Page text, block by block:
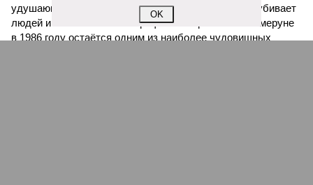
удушающее газовое облако, которое безжалостно убивает
людей и животных. Катастрофа на озере Ньос в Камеруне
в 1986 году остаётся одним из наиболее чудовищных
OK